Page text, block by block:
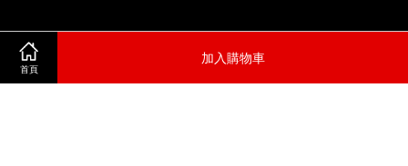
首頁
加入購物車
                  |
退款政策